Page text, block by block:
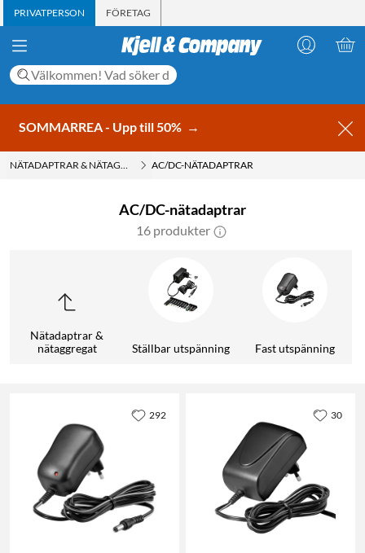
PRIVATPERSON FÖRETAG
SOMMARREA - Upp till 50% →
NÄTADAPTRAR & NÄTAGGREGATAC/DC-NÄTADAPTRAR
AC/DC-nätadaptrar
16 produkter
Nätadaptrar &
nätaggregat
Ställbar utspänning Fast utspänning
292 30